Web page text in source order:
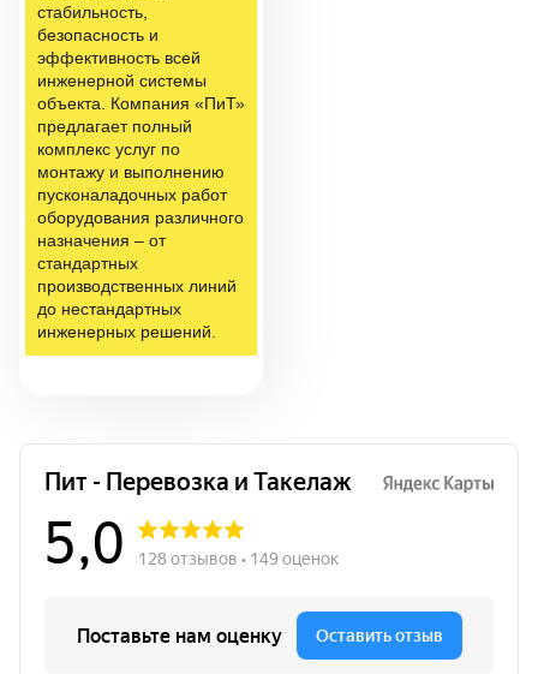
стабильность,
безопасность и
эффективность всей
инженерной системы
объекта. Компания «ПиТ»
предлагает полный
комплекс услуг по
монтажу и выполнению
пусконаладочных работ
оборудования различного
назначения – от
стандартных
производственных линий
до нестандартных
инженерных решений.